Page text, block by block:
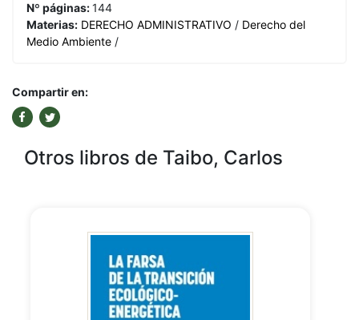
Nº páginas:144
Materias: DERECHO ADMINISTRATIVO / Derecho del
Medio Ambiente /
Compartir en:
Otros libros de Taibo, Carlos